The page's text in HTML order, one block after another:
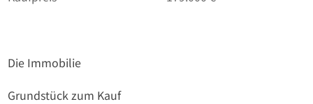
Die Immobilie
Grundstück zum Kauf